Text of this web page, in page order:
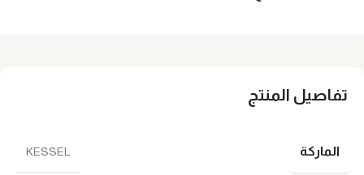
تفاصيل المنتج
الماركة KESSEL